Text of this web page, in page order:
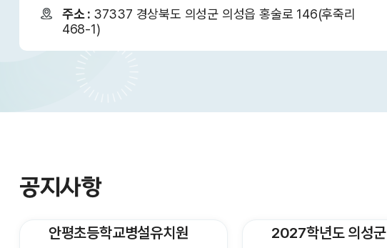
주소 : 37337 경상북도 의성군 의성읍 홍술로 146(후죽리
468-1)
공지사항
안평초등학교병설유치원
2027학년도 의성군